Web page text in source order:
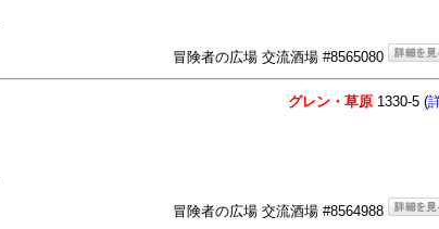
冒険者の広場 交流酒場 #8565080
グレン・草原 1330-5 (
冒険者の広場 交流酒場 #8564988